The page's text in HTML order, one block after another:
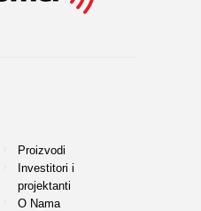
Proizvodi
Investitori i
projektanti
O Nama